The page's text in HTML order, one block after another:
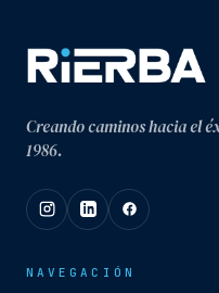
Creando caminos hacia el
1986.
NAVEGACIÓN